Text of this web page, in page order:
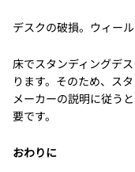
デスクの破損。ウィー
床でスタンディングデ
ります。そのため、ス
メーカーの説明に従う
要です。
おわりに